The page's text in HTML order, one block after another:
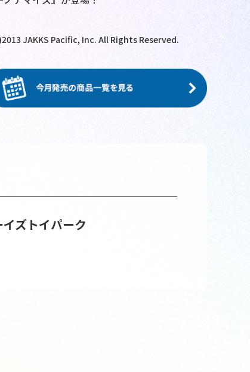
JAKKS Pacific, Inc. All Rights Reserved.
ズトイパーク